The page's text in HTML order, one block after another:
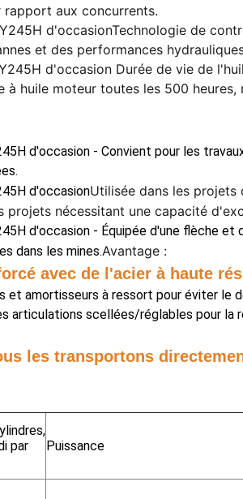
rapport aux concurrents.
d'occasionTechnologie de
et des performances
d'occasion Durée de vie de
à huile moteur toutes les 500
d'occasion - Convient pour les
d'occasionUtilisée dans les
projets nécessitant une capacité
d'occasion - Équipée d'une flèche
dans les mines.Avantage :
avec de l'acier à haute
et amortisseurs à ressort pour éviter le
articulations scellées/réglables pour la
les transportons
par
Puissance